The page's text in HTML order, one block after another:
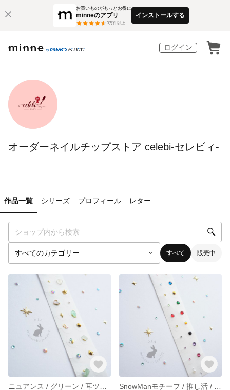
お買いものがもっとお得に
minneのアプリ
3万件以上
インストールする
ログイン
オーダーネイルチップストア celebi-セレビィ-
作品一覧 シリーズ プロフィール レター
すべて 販売中